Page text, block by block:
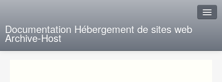
Documentation Hébergement de sites web
Archive-Host